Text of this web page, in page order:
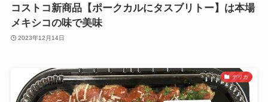
コストコ新商品【ポークカルにタスブリトー】は本場
メキシコの味で美味
2023年12月14日
デリカ